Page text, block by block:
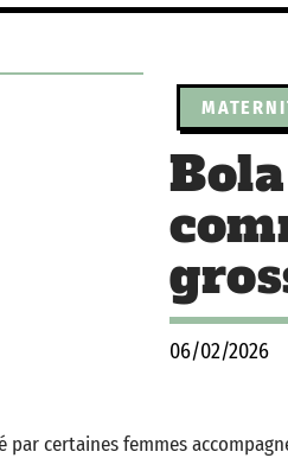
06/02/2026
certaines femmes